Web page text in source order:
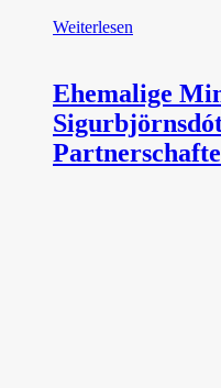
Weiterlesen
Ehemalige